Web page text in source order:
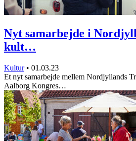
Nyt samarbejde i
kult…
Kultur • 01.03.23
Et nyt samarbejde mellem Nordjyllands
Aalborg Kongres…